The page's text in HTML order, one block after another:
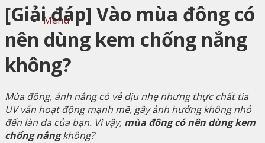
Menu
[Giải đáp] Vào mùa đông có
nên dùng kem chống nắng
không?
Mùa đông, ánh nắng có vẻ dịu nhẹ nhưng thực chất tia
UV vẫn hoạt động mạnh mẽ, gây ảnh hưởng không nhỏ
đến làn da của bạn. Vì vậy, mùa đông có nên dùng kem
chống nắngkhông?